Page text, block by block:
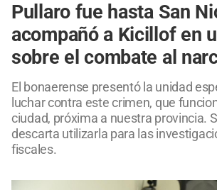
Pullaro fue hasta San
acompañó a Kicillof en
sobre el combate al
El bonaerense presentó la unidad
luchar contra este crimen, que
ciudad, próxima a nuestra provincia.
descarta utilizarla para las
fiscales.